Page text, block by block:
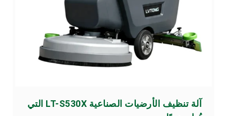
آلة تنظيف الأرضيات الصناعية LT-S530X التي